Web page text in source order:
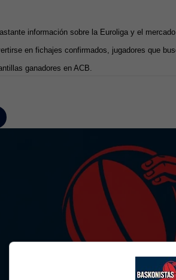
información sobre la Euroliga y el
en fichajes confirmados, jugadores que
ganadores en ACB.